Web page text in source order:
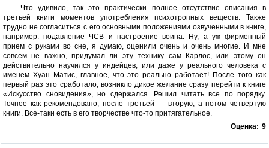
Что удивило, так это практически полное отсутствие описания в
третьей книги моментов употребления психотропных веществ. Также
трудно не согласиться с его основными положениями озвученными в книге,
например: подавление ЧСВ и настроение воина. Ну, а уж фирменный
прием с руками во сне, я думаю, оценили очень и очень многие. И мне
совсем не важно, придумал ли эту технику сам Карлос, или этому он
действительно научился у индейцев, или даже у реального человека с
именем Хуан Матис, главное, что это реально работает! После того как
первый раз это сработало, возникло дикое желание сразу перейти к книге
«Искусство сновидения», но сдержался. Решил читать все по порядку.
Точнее как рекомендовано, после третьей — вторую, а потом четвертую
книги. Все-таки есть в его творчестве что-то притягательное.
Оценка: 9